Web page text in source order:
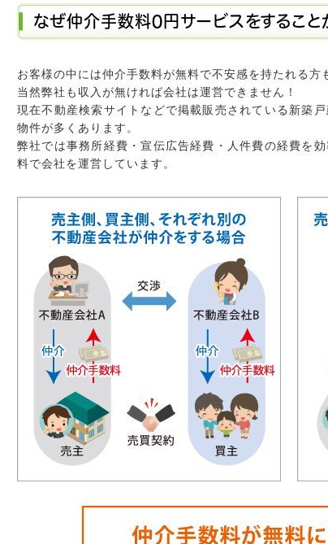
なぜ仲介手数料0円サービスをすること
お客様の中には仲介手数料が無料で不安感を持たれる方
当然弊社も収入が無ければ会社は運営できません！
現在不動産検索サイトなどで掲載販売されている新築
物件が多くあります。
弊社では事務所経費・宣伝広告経費・人件費の経費を
料で会社を運営しています。